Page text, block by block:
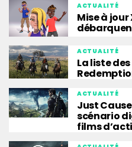
ACTUALITÉ
Mise à jour
ACTUALITÉ
La liste
ACTUALITÉ
Just
scénario
films